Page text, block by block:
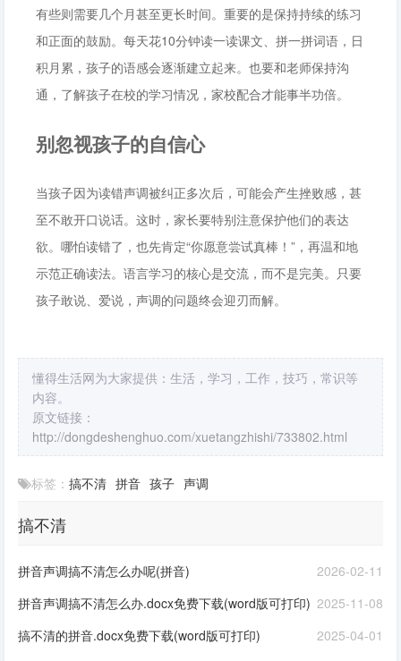
有些则需要几个月甚至更长时间。重要的是保持持续的练习
和正面的鼓励。每天花10分钟读一读课文、拼一拼词语，日
积月累，孩子的语感会逐渐建立起来。也要和老师保持沟
通，了解孩子在校的学习情况，家校配合才能事半功倍。
别忽视孩子的自信心
当孩子因为读错声调被纠正多次后，可能会产生挫败感，甚
至不敢开口说话。这时，家长要特别注意保护他们的表达
欲。哪怕读错了，也先肯定“你愿意尝试真棒！”，再温和地
示范正确读法。语言学习的核心是交流，而不是完美。只要
孩子敢说、爱说，声调的问题终会迎刃而解。
懂得生活网为大家提供：生活，学习，工作，技巧，常识等
内容。
原文链接：
http://dongdeshenghuo.com/xuetangzhishi/733802.html
标签： 搞不清 拼音 孩子 声调
搞不清
2026-02-11
拼音声调搞不清怎么办呢(拼音)
2025-11-08
拼音声调搞不清怎么办.docx免费下载(word版可打印)
2025-04-01
搞不清的拼音.docx免费下载(word版可打印)